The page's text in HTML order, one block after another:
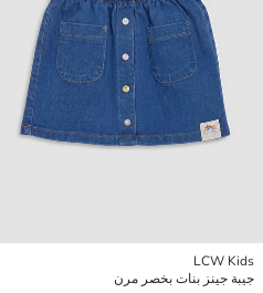
LCW Kids
جيبة جينز بنات بخصر مرن